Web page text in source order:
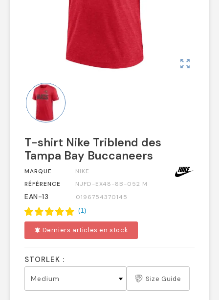
zoom_out_map
T-shirt Nike Triblend des
Tampa Bay Buccaneers
MARQUE
NIKE
RÉFÉRENCE
NJFD-EX48-8B-052 M
EAN-13 0196754370145
(1)
notifications_active Derniers articles en stock
STORLEK :
Size Guide